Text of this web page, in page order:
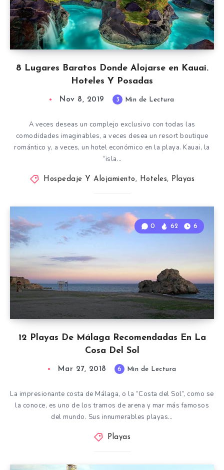
8 Lugares Baratos Donde Alojarse en Kauai.
Hoteles Y Posadas
Nov 8, 2019 3 Min de Lectura
A veces deseas un complejo exclusivo con todas las
comodidades imaginables, a veces desea un resort boutique
romántico y, a veces, un hotel económico en la playa. Kauai, la
“isla…
Hospedaje Y Alojamiento, Hoteles, Playas
12 Playas De Málaga Recomendadas En La
Cosa Del Sol
0 62 6
Mar 27, 2018 6 Min de Lectura
La impresionante costa de Málaga, o la “Costa del Sol”, como se
la conoce, es uno de los tramos de arena y mar más famosos
del mundo. Sus innumerables playas…
Playas